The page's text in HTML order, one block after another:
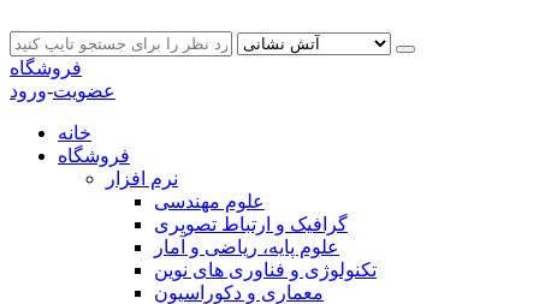
فروشگاه
عضویت-ورود
خانه
فروشگاه
نرم افزار
علوم مهندسی
گرافیک و ارتباط تصویری
علوم پایه، ریاضی و آمار
تکنولوژی و فناوری های نوین
معماری و دکوراسیون